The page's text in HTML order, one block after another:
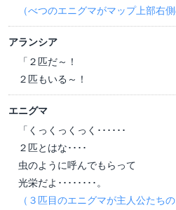
（べつのエニグマがマップ上部右
アランシア
「２匹だ～！
２匹もいる～！
エニグマ
「くっくっくっく･･････
２匹とはな････
虫のように呼んでもらって
光栄だよ････････。
（３匹目のエニグマが主人公たち